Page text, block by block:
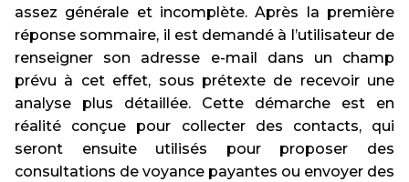
assez générale et incomplète. Après la première
réponse sommaire, il est demandé à l’utilisateur de
renseigner son adresse e-mail dans un champ
prévu à cet effet, sous prétexte de recevoir une
analyse plus détaillée. Cette démarche est en
réalité conçue pour collecter des contacts, qui
seront ensuite utilisés pour proposer des
consultations de voyance payantes ou envoyer des